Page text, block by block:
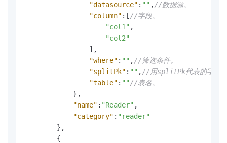
"datasource" : "" , //数据源。
"column" : [ //字段。
"col1" ,
"col2"
] ,
"where" : "" , //筛选条件。
"splitPk" : "" , //用splitPk代表的字段进
"table" : "" //表名。
} ,
"name" : "Reader" ,
"category" : "reader"
} ,
{